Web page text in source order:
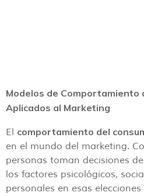
Modelos de Comportamiento
Aplicados al Marketing
El comportamiento del
en el mundo del marketing.
personas toman decisiones
los factores psicológicos,
personales en esas